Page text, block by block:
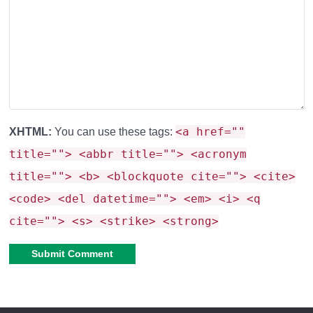
Сборка включает 31 исправление. Они охватывают
интерфейс, геймплей, мультиплеер и звук.
Улучшения интерфейса и графики
Книге рецептов теперь правильно
отображаются подсказки
XHTML: You can use these tags: <a href=""
title=""> <abbr title=""> <acronym
title=""> <b> <blockquote cite=""> <cite>
<code> <del datetime=""> <em> <i> <q
cite=""> <s> <strike> <strong>